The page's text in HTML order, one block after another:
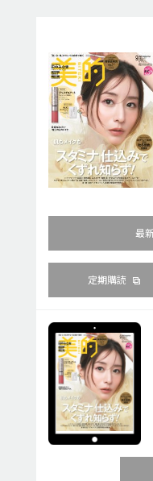
最
定期購読